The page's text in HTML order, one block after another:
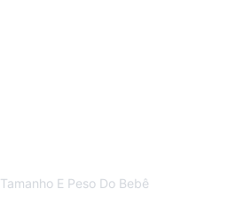
Tamanho E Peso Do Bebê